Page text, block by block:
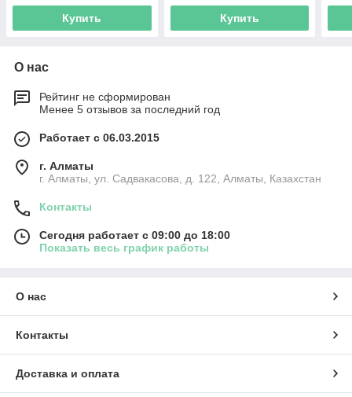
Купить Купить
О нас
Рейтинг не сформирован
Менее 5 отзывов за последний год
Работает с 06.03.2015
г. Алматы
г. Алматы, ул. Садвакасова, д. 122, Алматы, Казахстан
Контакты
Сегодня работает с 09:00 до 18:00
Показать весь график работы
О нас
Контакты
Доставка и оплата